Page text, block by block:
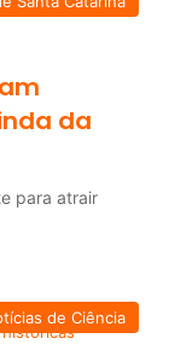
da
para atrair
de Ciência